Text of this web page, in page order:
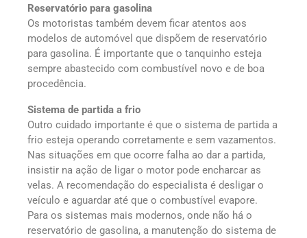
Reservatório para gasolina
Os motoristas também devem ficar atentos aos
modelos de automóvel que dispõem de reservatório
para gasolina. É importante que o tanquinho esteja
sempre abastecido com combustível novo e de boa
procedência.
Sistema de partida a frio
Outro cuidado importante é que o sistema de partida a
frio esteja operando corretamente e sem vazamentos.
Nas situações em que ocorre falha ao dar a partida,
insistir na ação de ligar o motor pode encharcar as
velas. A recomendação do especialista é desligar o
veículo e aguardar até que o combustível evapore.
Para os sistemas mais modernos, onde não há o
reservatório de gasolina, a manutenção do sistema de